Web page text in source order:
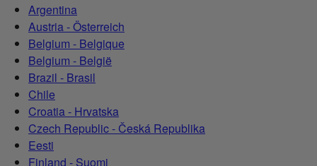
Argentina
Austria - Österreich
Belgium - Belgique
Belgium - België
Brazil - Brasil
Chile
Croatia - Hrvatska
Czech Republic - Česká Republika
Eesti
Finland - Suomi